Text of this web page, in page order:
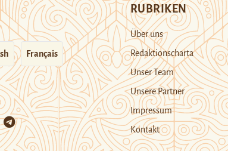
Français
RUBRIKEN
Über uns
Redaktionscharta
Unser Team
Unsere Partner
Impressum
Kontakt